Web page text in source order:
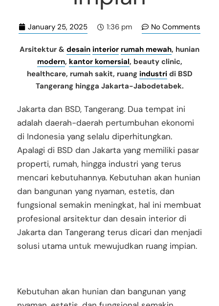
January 25, 2025 1:36 pm No Comments
Arsitektur & desain interior rumah mewah, hunian
modern, kantor komersial, beauty clinic,
healthcare, rumah sakit, ruang industridi BSD
Tangerang hingga Jakarta-Jabodetabek.
Jakarta dan BSD, Tangerang. Dua tempat ini
adalah daerah-daerah pertumbuhan ekonomi
di Indonesia yang selalu diperhitungkan.
Apalagi di BSD dan Jakarta yang memiliki pasar
properti, rumah, hingga industri yang terus
mencari kebutuhannya. Kebutuhan akan hunian
dan bangunan yang nyaman, estetis, dan
fungsional semakin meningkat, hal ini membuat
profesional arsitektur dan desain interior di
Jakarta dan Tangerang terus dicari dan menjadi
solusi utama untuk mewujudkan ruang impian.
Kebutuhan akan hunian dan bangunan yang